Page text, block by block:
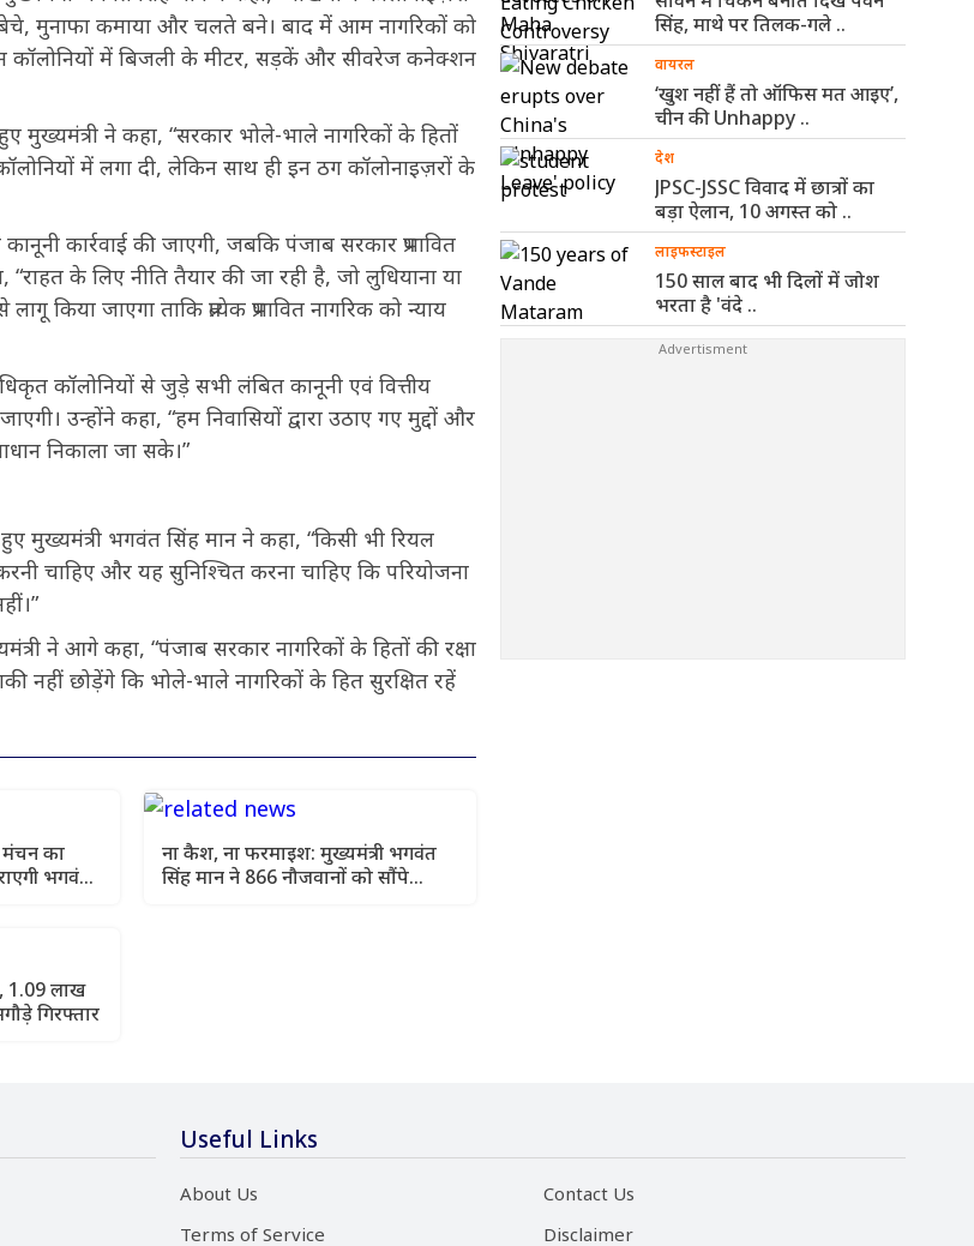
बेचे, मुनाफा कमाया और चलते बने। बाद में आम नागरिकों को
कॉलोनियों में बिजली के मीटर, सड़कें और सीवरेज कनेक्शन
हुए मुख्यमंत्री ने कहा, “सरकार भोले-भाले नागरिकों के हितों
में लगा दी, लेकिन साथ ही इन ठग कॉलोनाइज़रों के
कार्रवाई की जाएगी, जबकि पंजाब सरकार प्रभावित
“राहत के लिए नीति तैयार की जा रही है, जो लुधियाना या
जाएगा ताकि प्रत्येक प्रभावित नागरिक को न्याय
कॉलोनियों से जुड़े सभी लंबित कानूनी एवं वित्तीय
उन्होंने कहा, “हम निवासियों द्वारा उठाए गए मुद्दों और
निकाला जा सके।”
मुख्यमंत्री भगवंत सिंह मान ने कहा, “किसी भी रियल
चाहिए और यह सुनिश्चित करना चाहिए कि परियोजना
ने आगे कहा, “पंजाब सरकार नागरिकों के हितों की रक्षा
नहीं छोड़ेंगे कि भोले-भाले नागरिकों के हित सुरक्षित रहें
मंचन का
भगवंत
ना कैश, ना फरमाइश: मुख्यमंत्री भगवंत
सिंह मान ने 866 नौजवानों को सौंपे
1.09 लाख
गिरफ्तार
सिंह, माथे पर तिलक-गले ..
वायरल
‘खुश नहीं हैं तो ऑफिस मत आइए’,
चीन की Unhappy ..
देश
JPSC-JSSC विवाद में छात्रों का
बड़ा ऐलान, 10 अगस्त को ..
लाइफस्टाइल
150 साल बाद भी दिलों में जोश
भरता है 'वंदे ..
Useful Links
About Us
Contact Us
Terms of Service
Disclaimer